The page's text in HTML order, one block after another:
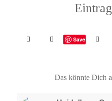
Save
Das könnte Dich